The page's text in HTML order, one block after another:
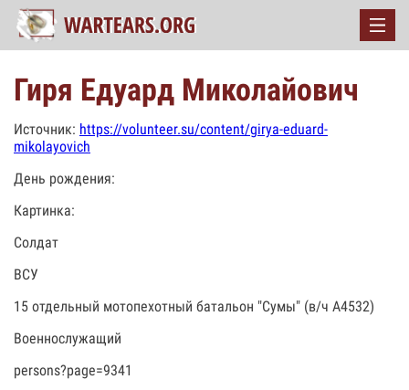
Гиря Едуард Миколайович
Источник: https://volunteer.su/content/girya-eduard-
mikolayovich
День рождения:
Картинка:
Солдат
ВСУ
15 отдельный мотопехотный батальон "Сумы" (в/ч А4532)
Военнослужащий
persons?page=9341